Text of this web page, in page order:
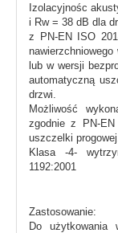
Izolacyjnośc
i Rw = 38 dB dla
z PN-EN ISO
lub w wersji
automatyczną
drzwi.
Możliwość
zgodnie z PN-EN
uszczelki progowej.
Klasa -4-
1192:2001
Zastosowanie:
Do użytkowania